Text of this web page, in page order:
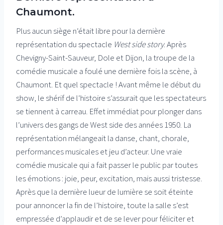
Chaumont.
Plus aucun siège n’était libre pour la dernière
représentation du spectacle West side story. Après
Chevigny-Saint-Sauveur, Dole et Dijon, la troupe de la
comédie musicale a foulé une dernière fois la scène, à
Chaumont. Et quel spectacle ! Avant même le début du
show, le shérif de l’histoire s’assurait que les spectateurs
se tiennent à carreau. Effet immédiat pour plonger dans
l’univers des gangs de West side des années 1950. La
représentation mélangeait la danse, chant, chorale,
performances musicales et jeu d’acteur. Une vraie
comédie musicale qui a fait passer le public par toutes
les émotions : joie, peur, excitation, mais aussi tristesse.
Après que la dernière lueur de lumière se soit éteinte
pour annoncer la fin de l’histoire, toute la salle s’est
empressée d’applaudir et de se lever pour féliciter et